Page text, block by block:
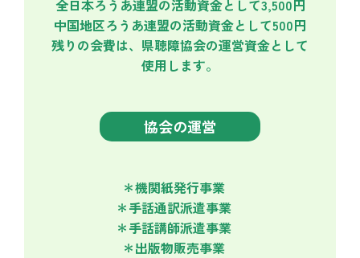
全日本ろうあ連盟の活動資金として3,500円
中国地区ろうあ連盟の活動資金として500円
残りの会費は、県聴障協会の運営資金として
使用します。
協会の運営
＊機関紙発行事業
＊手話通訳派遣事業
＊手話講師派遣事業
＊出版物販売事業